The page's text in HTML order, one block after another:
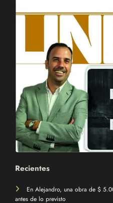
Recientes
En Alejandro, una obra de $
antes de lo previsto